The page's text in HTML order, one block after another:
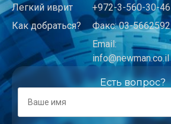
Легкий иврит
Как добраться?
+972-3-560-30-46
Факс: 03-5662592
Email:
info@newman.co.il
Есть вопрос?